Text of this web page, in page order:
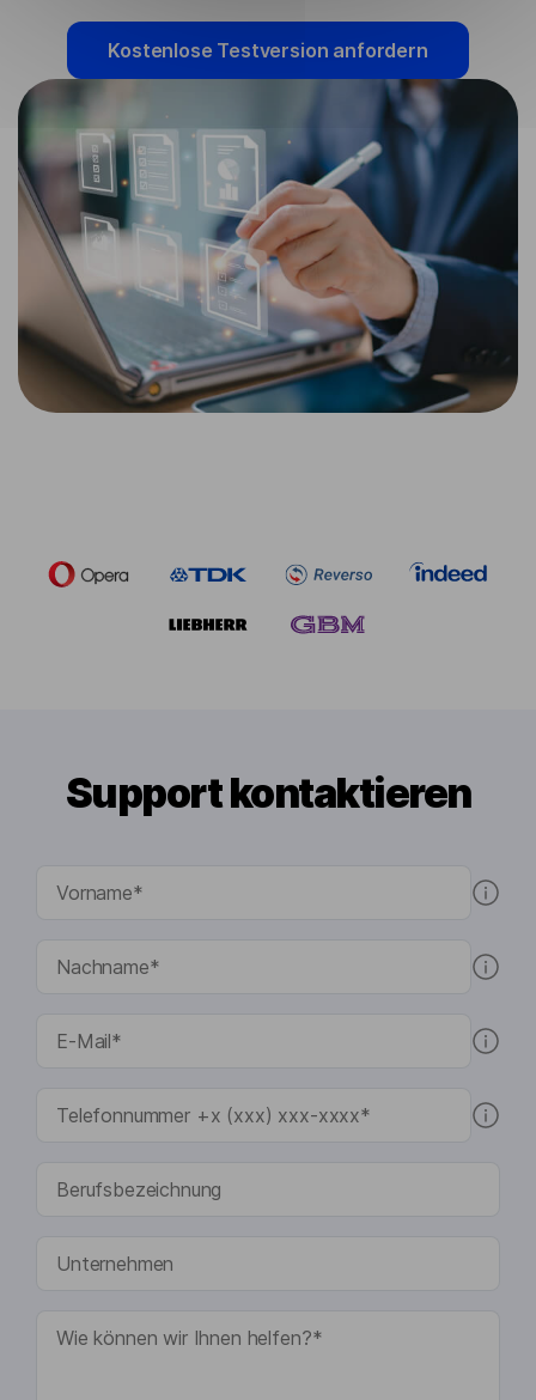
Kostenlose Testversion anfordern
Support kontaktieren